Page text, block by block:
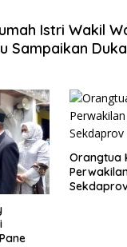
Istri Wakil
Sampaikan
Orangtua